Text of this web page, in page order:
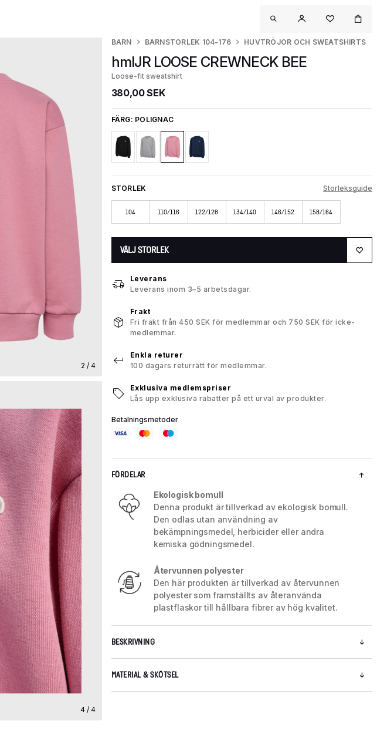
2 / 4
4 / 4
BARN BARNSTORLEK 104-176 HUVTRÖJOR OCH SWEATSHIRTS
hmlJR LOOSE CREWNECK BEE
Loose-fit sweatshirt
380,00 SEK
FÄRG: POLIGNAC
STORLEK Storleksguide
104 110/116 122/128 134/140 146/152 158/164
VÄLJ STORLEK
Leverans
Leverans inom 3–5 arbetsdagar.
Frakt
Fri frakt från 450 SEK för medlemmar och 750 SEK för icke-
medlemmar.
Enkla returer
100 dagars returrätt för medlemmar.
Exklusiva medlemspriser
Lås upp exklusiva rabatter på ett urval av produkter.
Betalningsmetoder
FÖRDELAR
Ekologisk bomull
Denna produkt är tillverkad av ekologisk bomull.
Den odlas utan användning av
bekämpningsmedel, herbicider eller andra
kemiska gödningsmedel.
Återvunnen polyester
Den här produkten är tillverkad av återvunnen
polyester som framställts av återanvända
plastflaskor till hållbara fibrer av hög kvalitet.
BESKRIVNING
MATERIAL & SKÖTSEL